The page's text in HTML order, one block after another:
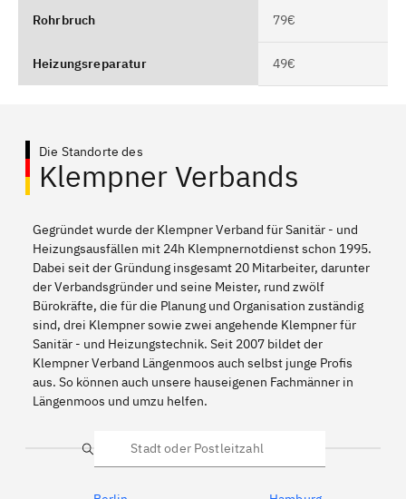
Rohrbruch 79€
Heizungsreparatur 49€
Die Standorte des
Klempner Verbands
Gegründet wurde der Klempner Verband für Sanitär - und
Heizungsausfällen mit 24h Klempnernotdienst schon 1995.
Dabei seit der Gründung insgesamt 20 Mitarbeiter, darunter
der Verbandsgründer und seine Meister, rund zwölf
Bürokräfte, die für die Planung und Organisation zuständig
sind, drei Klempner sowie zwei angehende Klempner für
Sanitär - und Heizungstechnik. Seit 2007 bildet der
Klempner Verband Längenmoos auch selbst junge Profis
aus. So können auch unsere hauseigenen Fachmänner in
Längenmoos und umzu helfen.
Suche